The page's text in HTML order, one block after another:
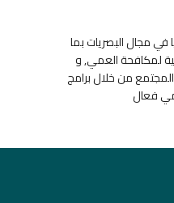
في مجال البصريات بما
لمكافحة العمي, و
من خلال برامج
فعال